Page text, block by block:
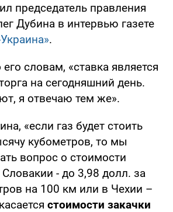
председатель правления
Дубина в интервью газете
.
словам, «ставка является
на сегодняшний день.
я отвечаю тем же».
«если газ будет стоить
кубометров, то мы
вопрос о стоимости
Словакии - до 3,98 долл. за
на 100 км или в Чехии –
стоимости закачки